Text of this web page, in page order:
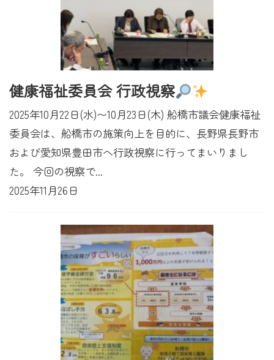
健康福祉委員会 行政視察
2025年10月22日(水)〜10月23日(木) 船橋市議会健康福祉
委員会は、船橋市の施策向上を目的に、長野県長野市
および愛知県豊田市へ行政視察に行ってまいりまし
た。 今回の視察で...
2025年11月26日